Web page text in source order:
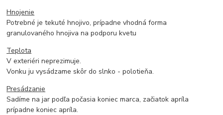
Hnojenie
Potrebné je tekuté hnojivo, prípadne vhodná forma
granulovaného hnojiva na podporu kvetu
Teplota
V exteriéri neprezimuje.
Vonku ju vysádzame skôr do slnko - polotieňa.
Presádzanie
Sadíme na jar podľa počasia koniec marca, začiatok apríla
prípadne koniec apríla.